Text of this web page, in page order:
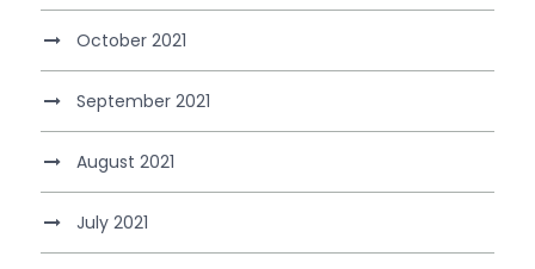
October 2021
September 2021
August 2021
July 2021